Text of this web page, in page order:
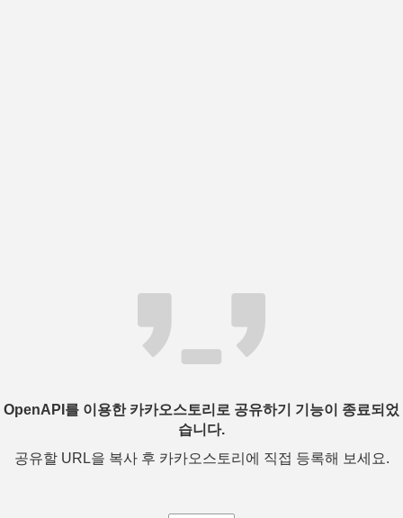
OpenAPI를 이용한 카카오스토리로 공유하기 기능이 종료되었
습니다.
공유할 URL을 복사 후 카카오스토리에 직접 등록해 보세요.